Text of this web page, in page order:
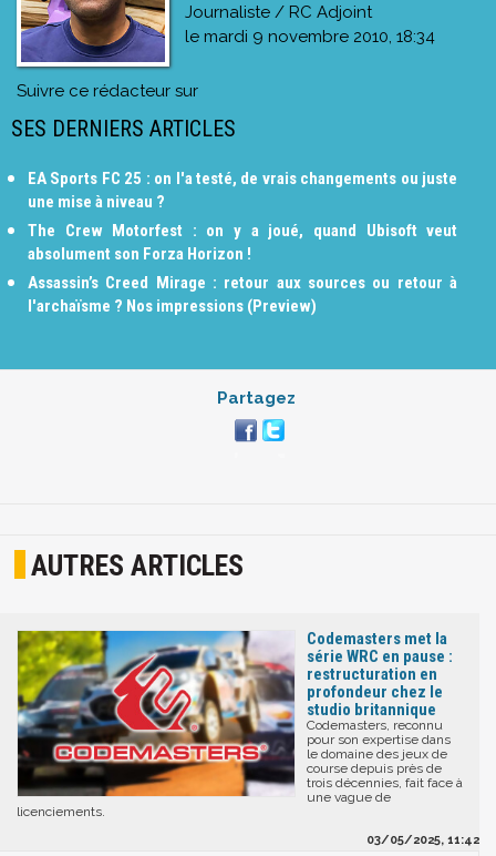
Journaliste / RC Adjoint
le mardi 9 novembre 2010, 18:34
Suivre ce rédacteur sur
SES DERNIERS ARTICLES
EA Sports FC 25 : on l'a testé, de vrais changements ou juste
une mise à niveau ?
The Crew Motorfest : on y a joué, quand Ubisoft veut
absolument son Forza Horizon !
Assassin’s Creed Mirage : retour aux sources ou retour à
l'archaïsme ? Nos impressions (Preview)
Partagez
AUTRES ARTICLES
Codemasters met la
série WRC en pause :
restructuration en
profondeur chez le
studio britannique
Codemasters, reconnu
pour son expertise dans
le domaine des jeux de
course depuis près de
trois décennies, fait face à
une vague de
licenciements.
03/05/2025, 11:42